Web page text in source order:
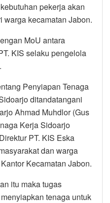
pekerja akan
kecamatan Jabon.
MoU antara
KIS selaku pengelola
Penyiapan Tenaga
ditandatangani
Ahmad Muhdlor (Gus
Kerja Sidoarjo
PT. KIS Eska
dan warga
Kecamatan Jabon.
itu maka tugas
tenaga untuk